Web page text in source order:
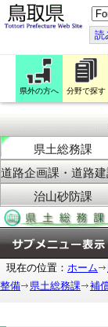
こ
の
ペ
ー
ジ
翻
訳
す
読
県外の方へ 分野で探す
県土総務課
道路企画課・道路
治山砂防課
現在の位置： ホーム
整備
県土総務課 補